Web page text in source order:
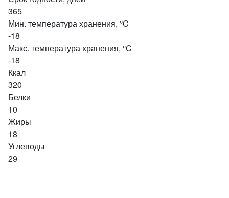
365
Мин. температура хранения, °C
-18
Макс. температура хранения, °C
-18
Ккал
320
Белки
10
Жиры
18
Углеводы
29